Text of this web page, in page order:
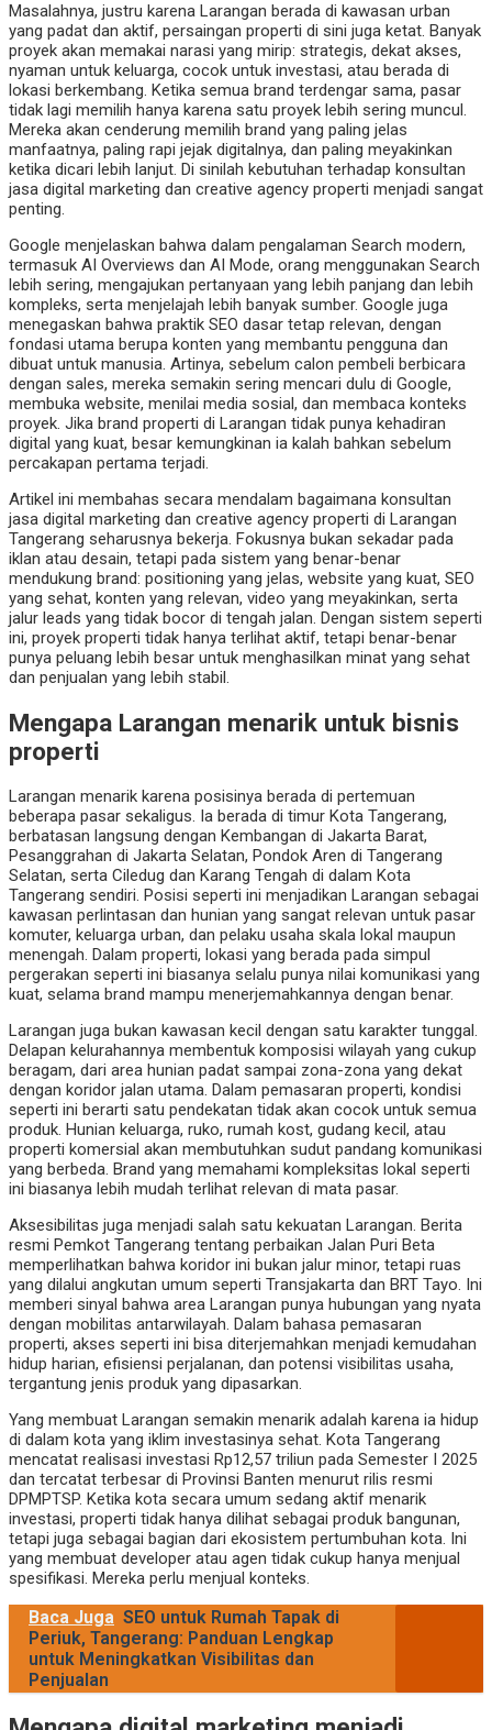
Masalahnya, justru karena Larangan berada di kawasan urban
yang padat dan aktif, persaingan properti di sini juga ketat. Banyak
proyek akan memakai narasi yang mirip: strategis, dekat akses,
nyaman untuk keluarga, cocok untuk investasi, atau berada di
lokasi berkembang. Ketika semua brand terdengar sama, pasar
tidak lagi memilih hanya karena satu proyek lebih sering muncul.
Mereka akan cenderung memilih brand yang paling jelas
manfaatnya, paling rapi jejak digitalnya, dan paling meyakinkan
ketika dicari lebih lanjut. Di sinilah kebutuhan terhadap konsultan
jasa digital marketing dan creative agency properti menjadi sangat
penting.
Google menjelaskan bahwa dalam pengalaman Search modern,
termasuk AI Overviews dan AI Mode, orang menggunakan Search
lebih sering, mengajukan pertanyaan yang lebih panjang dan lebih
kompleks, serta menjelajah lebih banyak sumber. Google juga
menegaskan bahwa praktik SEO dasar tetap relevan, dengan
fondasi utama berupa konten yang membantu pengguna dan
dibuat untuk manusia. Artinya, sebelum calon pembeli berbicara
dengan sales, mereka semakin sering mencari dulu di Google,
membuka website, menilai media sosial, dan membaca konteks
proyek. Jika brand properti di Larangan tidak punya kehadiran
digital yang kuat, besar kemungkinan ia kalah bahkan sebelum
percakapan pertama terjadi.
Artikel ini membahas secara mendalam bagaimana konsultan
jasa digital marketing dan creative agency properti di Larangan
Tangerang seharusnya bekerja. Fokusnya bukan sekadar pada
iklan atau desain, tetapi pada sistem yang benar-benar
mendukung brand: positioning yang jelas, website yang kuat, SEO
yang sehat, konten yang relevan, video yang meyakinkan, serta
jalur leads yang tidak bocor di tengah jalan. Dengan sistem seperti
ini, proyek properti tidak hanya terlihat aktif, tetapi benar-benar
punya peluang lebih besar untuk menghasilkan minat yang sehat
dan penjualan yang lebih stabil.
Mengapa Larangan menarik untuk bisnis
properti
Larangan menarik karena posisinya berada di pertemuan
beberapa pasar sekaligus. Ia berada di timur Kota Tangerang,
berbatasan langsung dengan Kembangan di Jakarta Barat,
Pesanggrahan di Jakarta Selatan, Pondok Aren di Tangerang
Selatan, serta Ciledug dan Karang Tengah di dalam Kota
Tangerang sendiri. Posisi seperti ini menjadikan Larangan sebagai
kawasan perlintasan dan hunian yang sangat relevan untuk pasar
komuter, keluarga urban, dan pelaku usaha skala lokal maupun
menengah. Dalam properti, lokasi yang berada pada simpul
pergerakan seperti ini biasanya selalu punya nilai komunikasi yang
kuat, selama brand mampu menerjemahkannya dengan benar.
Larangan juga bukan kawasan kecil dengan satu karakter tunggal.
Delapan kelurahannya membentuk komposisi wilayah yang cukup
beragam, dari area hunian padat sampai zona-zona yang dekat
dengan koridor jalan utama. Dalam pemasaran properti, kondisi
seperti ini berarti satu pendekatan tidak akan cocok untuk semua
produk. Hunian keluarga, ruko, rumah kost, gudang kecil, atau
properti komersial akan membutuhkan sudut pandang komunikasi
yang berbeda. Brand yang memahami kompleksitas lokal seperti
ini biasanya lebih mudah terlihat relevan di mata pasar.
Aksesibilitas juga menjadi salah satu kekuatan Larangan. Berita
resmi Pemkot Tangerang tentang perbaikan Jalan Puri Beta
memperlihatkan bahwa koridor ini bukan jalur minor, tetapi ruas
yang dilalui angkutan umum seperti Transjakarta dan BRT Tayo. Ini
memberi sinyal bahwa area Larangan punya hubungan yang nyata
dengan mobilitas antarwilayah. Dalam bahasa pemasaran
properti, akses seperti ini bisa diterjemahkan menjadi kemudahan
hidup harian, efisiensi perjalanan, dan potensi visibilitas usaha,
tergantung jenis produk yang dipasarkan.
Yang membuat Larangan semakin menarik adalah karena ia hidup
di dalam kota yang iklim investasinya sehat. Kota Tangerang
mencatat realisasi investasi Rp12,57 triliun pada Semester I 2025
dan tercatat terbesar di Provinsi Banten menurut rilis resmi
DPMPTSP. Ketika kota secara umum sedang aktif menarik
investasi, properti tidak hanya dilihat sebagai produk bangunan,
tetapi juga sebagai bagian dari ekosistem pertumbuhan kota. Ini
yang membuat developer atau agen tidak cukup hanya menjual
spesifikasi. Mereka perlu menjual konteks.
Baca Juga SEO untuk Rumah Tapak di
Periuk, Tangerang: Panduan Lengkap
untuk Meningkatkan Visibilitas dan
Penjualan